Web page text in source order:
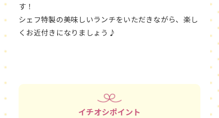
す！
シェフ特製の美味しいランチをいただきながら、楽し
くお近付きになりましょう♪
イチオシポイント